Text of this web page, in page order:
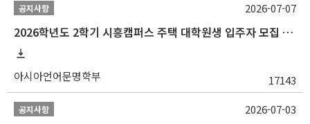
공지사항
2026학년도 2학기 시흥캠퍼스 주택 대학원생 입주자 모집 안내
아시아언어문명학부 17143
2026-07-07
공지사항 2026-07-03